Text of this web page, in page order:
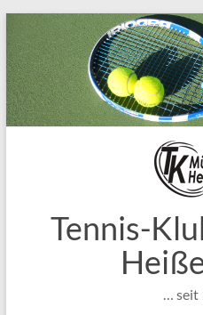
Zum
Inhalt
springen
Tennis-
… seit